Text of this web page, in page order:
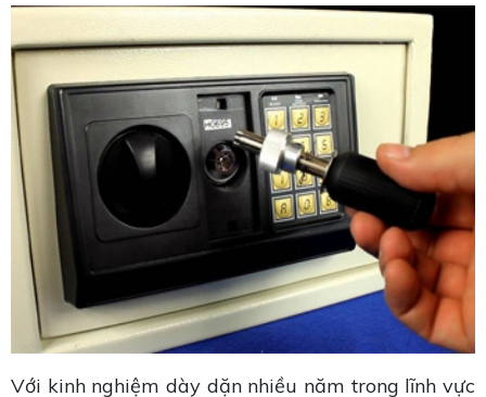
Với kinh nghiệm dày dặn nhiều năm trong lĩnh vực